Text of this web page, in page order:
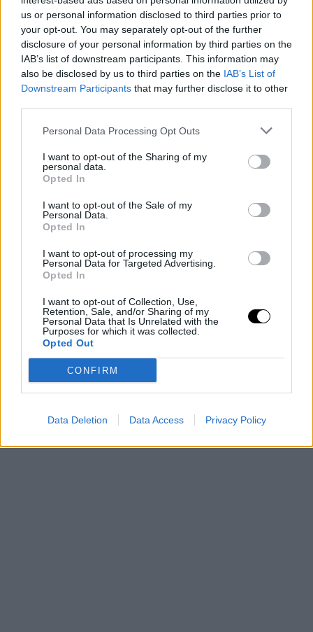
us or personal information disclosed to third parties prior to
your opt-out. You may separately opt-out of the further
disclosure of your personal information by third parties on the
IAB’s list of downstream participants. This information may
also be disclosed by us to third parties on the IAB’s List of
Downstream Participants that may further disclose it to other
Personal Data Processing Opt Outs
I want to opt-out of the Sharing of my
personal data.
Opted In
I want to opt-out of the Sale of my
Personal Data.
Opted In
I want to opt-out of processing my
Personal Data for Targeted Advertising.
Opted In
I want to opt-out of Collection, Use,
Retention, Sale, and/or Sharing of my
Personal Data that Is Unrelated with the
Purposes for which it was collected.
Opted Out
CONFIRM
Data Deletion Data Access Privacy Policy